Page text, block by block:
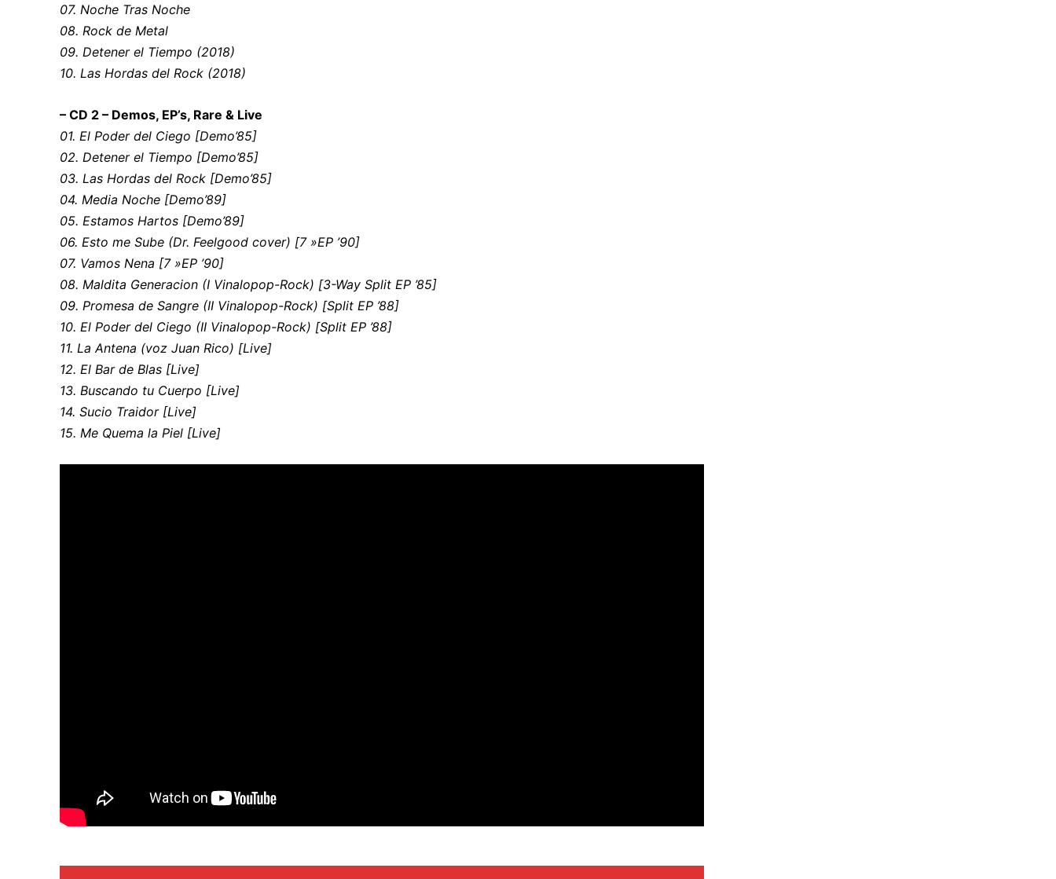
07. Noche Tras Noche
08. Rock de Metal
09. Detener el Tiempo (2018)
10. Las Hordas del Rock (2018)
– CD 2 – Demos, EP’s, Rare & Live
01. El Poder del Ciego [Demo’85]
02. Detener el Tiempo [Demo’85]
03. Las Hordas del Rock [Demo’85]
04. Media Noche [Demo’89]
05. Estamos Hartos [Demo’89]
06. Esto me Sube (Dr. Feelgood cover) [7 »EP ’90]
07. Vamos Nena [7 »EP ’90]
08. Maldita Generacion (I Vinalopop-Rock) [3-Way Split EP ’85]
09. Promesa de Sangre (II Vinalopop-Rock) [Split EP ’88]
10. El Poder del Ciego (II Vinalopop-Rock) [Split EP ’88]
11. La Antena (voz Juan Rico) [Live]
12. El Bar de Blas [Live]
13. Buscando tu Cuerpo [Live]
14. Sucio Traidor [Live]
15. Me Quema la Piel [Live]